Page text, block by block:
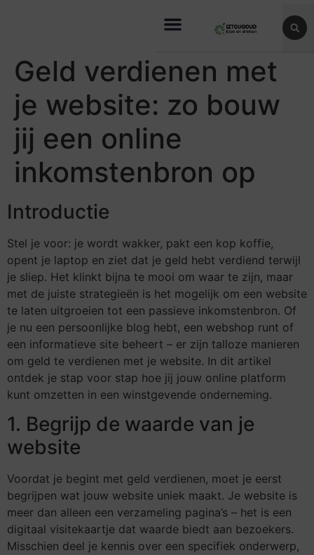
Geld verdienen met
je website: zo bouw
jij een online
inkomstenbron op
Introductie
Stel je voor: je wordt wakker, pakt een kop koffie,
opent je laptop en ziet dat je geld hebt verdiend terwijl
je sliep. Het klinkt bijna te mooi om waar te zijn, maar
met de juiste strategieën is het mogelijk om een website
te laten uitgroeien tot een passieve inkomstenbron. Of
je nu een persoonlijke blog hebt, een webshop runt of
een informatieve site beheert – er zijn talloze manieren
om geld te verdienen met je website. In dit artikel
ontdek je stap voor stap hoe jij jouw online platform
kunt omzetten in een winstgevende onderneming.
1. Begrijp de waarde van je
website
Voordat je begint met geld verdienen, moet je eerst
begrijpen wat jouw website uniek maakt. Je website is
meer dan alleen een verzameling pagina’s – het is een
digitaal visitekaartje dat waarde biedt aan bezoekers.
Misschien deel je kennis over een specifiek onderwerp,